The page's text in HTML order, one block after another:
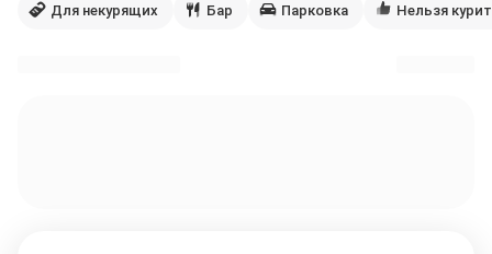
Для некурящих Бар Парковка Нельзя